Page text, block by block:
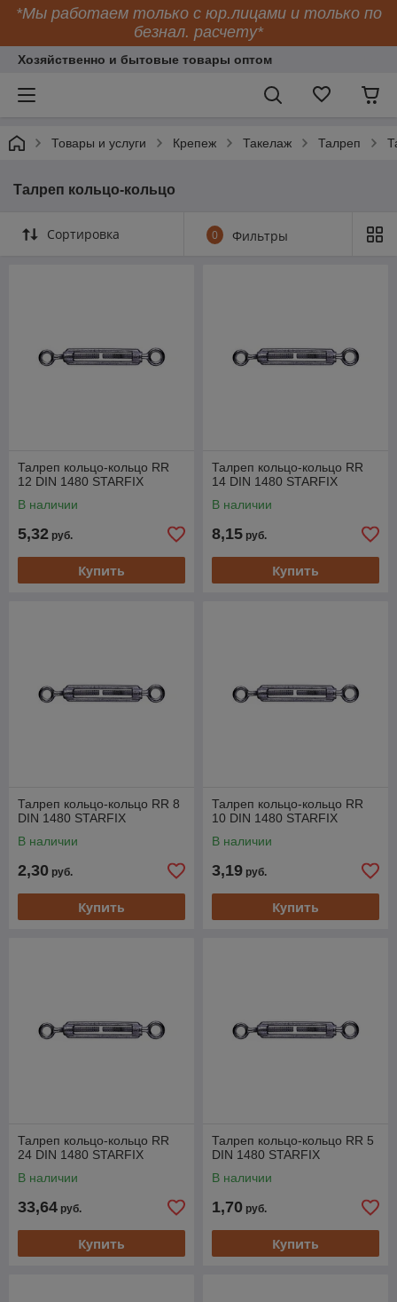
*Мы работаем только с юр.лицами и только по
безнал. расчету*
Хозяйственно и бытовые товары оптом
Товары и услуги Крепеж Такелаж Талреп
Талреп кольцо-кольцо
Сортировка 0 Фильтры
Талреп кольцо-кольцо RR
12 DIN 1480 STARFIX
В наличии
5,32 руб.
Купить
Талреп кольцо-кольцо RR
14 DIN 1480 STARFIX
В наличии
8,15 руб.
Купить
Талреп кольцо-кольцо RR 8
DIN 1480 STARFIX
В наличии
2,30 руб.
Купить
Талреп кольцо-кольцо RR
10 DIN 1480 STARFIX
В наличии
3,19 руб.
Купить
Талреп кольцо-кольцо RR
24 DIN 1480 STARFIX
В наличии
33,64 руб.
Купить
Талреп кольцо-кольцо RR 5
DIN 1480 STARFIX
В наличии
1,70 руб.
Купить